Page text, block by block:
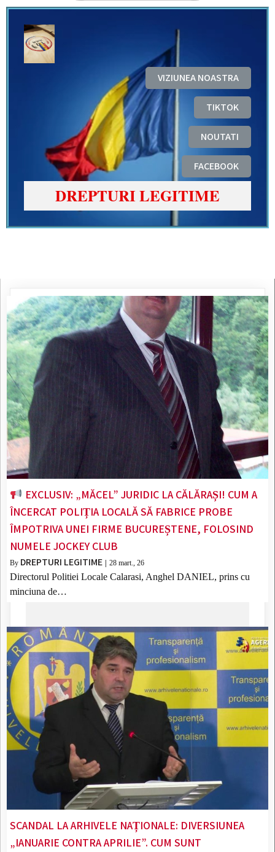
VIZIUNEA NOASTRA
TIKTOK
NOUTATI
FACEBOOK
DREPTURI LEGITIME
EXCLUSIV: „MĂCEL” JURIDIC LA CĂLĂRAȘI! CUM A
ÎNCERCAT POLIȚIA LOCALĂ SĂ FABRICE PROBE
ÎMPOTRIVA UNEI FIRME BUCUREȘTENE, FOLOSIND
NUMELE JOCKEY CLUB
By DREPTURI LEGITIME 28 mart., 26
Directorul Politiei Locale Calarasi, Anghel DANIEL, prins cu
minciuna de…
SCANDAL LA ARHIVELE NAȚIONALE: DIVERSIUNEA
„IANUARIE CONTRA APRILIE”. CUM SUNT